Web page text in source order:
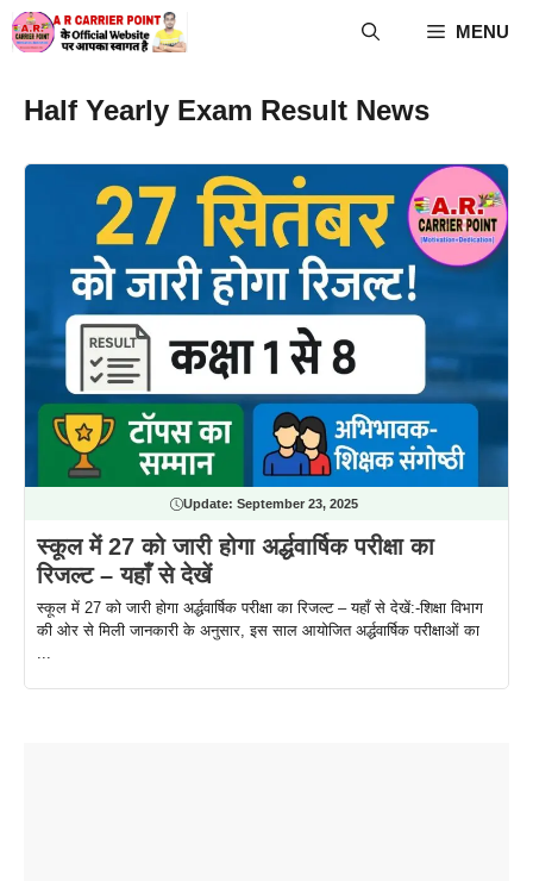
Skip
to
MENU
Half Yearly Exam Result News
Update: September 23, 2025
स्कूल में 27 को जारी होगा अर्द्धवार्षिक परीक्षा का
रिजल्ट – यहाँ से देखें
स्कूल में 27 को जारी होगा अर्द्धवार्षिक परीक्षा का रिजल्ट – यहाँ से देखें:-शिक्षा विभाग
की ओर से मिली जानकारी के अनुसार, इस साल आयोजित अर्द्धवार्षिक परीक्षाओं का
...